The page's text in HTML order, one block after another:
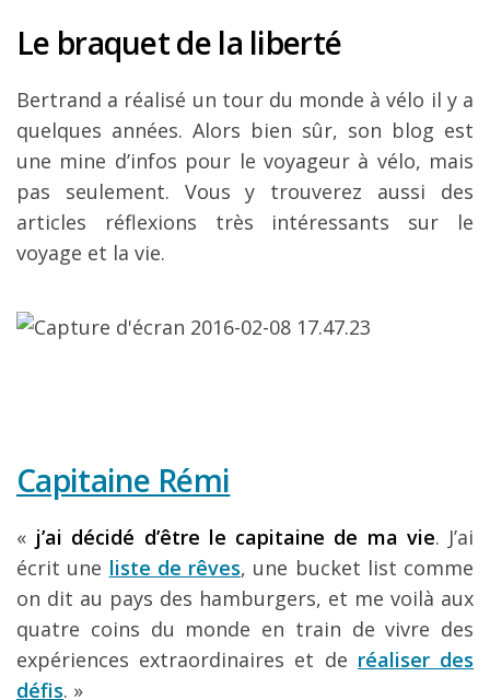
Le braquet de la liberté
Bertrand a réalisé un tour du monde à vélo il y a
quelques années. Alors bien sûr, son blog est
une mine d’infos pour le voyageur à vélo, mais
pas seulement. Vous y trouverez aussi des
articles réflexions très intéressants sur le
voyage et la vie.
Capitaine Rémi
« j’ai décidé d’être le capitaine de ma vie. J’ai
écrit une liste de rêves, une bucket list comme
on dit au pays des hamburgers, et me voilà aux
quatre coins du monde en train de vivre des
expériences extraordinaires et de réaliser des
défis. »